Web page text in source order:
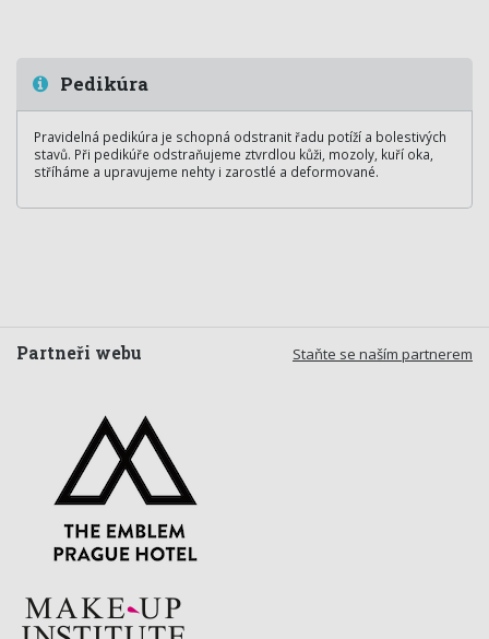
Pedikúra
Pravidelná pedikúra je schopná odstranit řadu potíží a bolestivých
stavů. Při pedikúře odstraňujeme ztvrdlou kůži, mozoly, kuří oka,
stříháme a upravujeme nehty i zarostlé a deformované.
Staňte se naším partnerem
Partneři webu